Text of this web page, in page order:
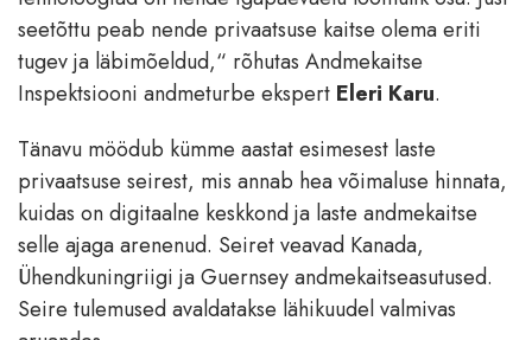
seetõttu peab nende privaatsuse kaitse olema eriti
tugev ja läbimõeldud,“ rõhutas Andmekaitse
Inspektsiooni andmeturbe ekspert Eleri Karu.
Tänavu möödub kümme aastat esimesest laste
privaatsuse seirest, mis annab hea võimaluse hinnata,
kuidas on digitaalne keskkond ja laste andmekaitse
selle ajaga arenenud. Seiret veavad Kanada,
Ühendkuningriigi ja Guernsey andmekaitseasutused.
Seire tulemused avaldatakse lähikuudel valmivas